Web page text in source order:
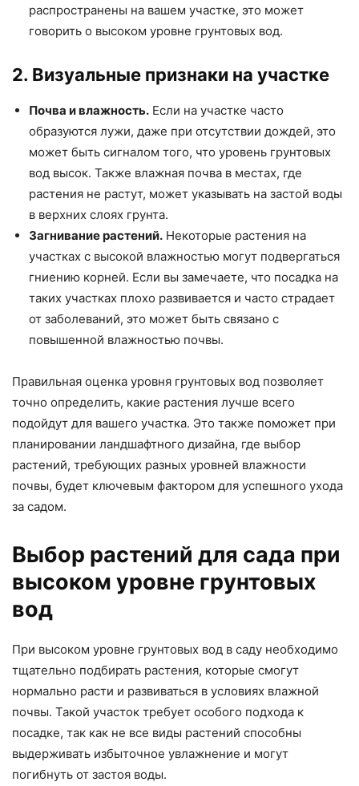
распространены на вашем участке, это может
говорить о высоком уровне грунтовых вод.
2. Визуальные признаки на участке
Почва и влажность. Если на участке часто
образуются лужи, даже при отсутствии дождей, это
может быть сигналом того, что уровень грунтовых
вод высок. Также влажная почва в местах, где
растения не растут, может указывать на застой воды
в верхних слоях грунта.
Загнивание растений. Некоторые растения на
участках с высокой влажностью могут подвергаться
гниению корней. Если вы замечаете, что посадка на
таких участках плохо развивается и часто страдает
от заболеваний, это может быть связано с
повышенной влажностью почвы.
Правильная оценка уровня грунтовых вод позволяет
точно определить, какие растения лучше всего
подойдут для вашего участка. Это также поможет при
планировании ландшафтного дизайна, где выбор
растений, требующих разных уровней влажности
почвы, будет ключевым фактором для успешного ухода
за садом.
Выбор растений для сада при
высоком уровне грунтовых
вод
При высоком уровне грунтовых вод в саду необходимо
тщательно подбирать растения, которые смогут
нормально расти и развиваться в условиях влажной
почвы. Такой участок требует особого подхода к
посадке, так как не все виды растений способны
выдерживать избыточное увлажнение и могут
погибнуть от застоя воды.